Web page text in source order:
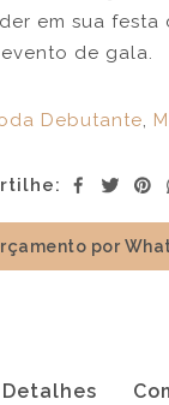
em sua festa
de gala.
Debutante,
por
Detalhes